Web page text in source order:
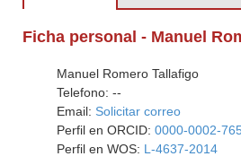
Ficha personal - Manuel
Manuel Romero Tallafigo
Telefono: --
Email: Solicitar correo
Perfil en ORCID: 0000-0002-
Perfil en WOS: L-4637-2014